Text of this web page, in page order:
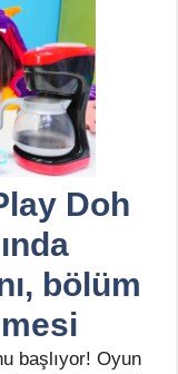
Doh
bölüm
başlıyor! Oyun